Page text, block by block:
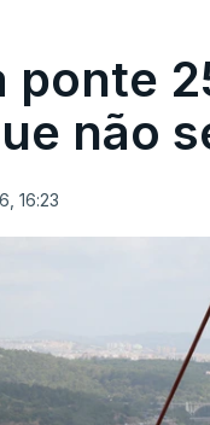
ponte
não
16:23